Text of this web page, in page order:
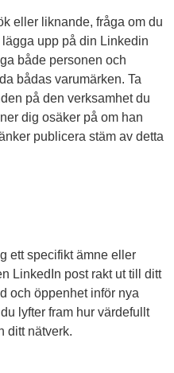
eller liknande, fråga om du
upp på din Linkedin
både personen och
bådas varumärken. Ta
på den verksamhet du
dig osäker på om han
publicera stäm av detta
ett specifikt ämne eller
LinkedIn post rakt ut till ditt
och öppenhet inför nya
lyfter fram hur värdefullt
ditt nätverk.